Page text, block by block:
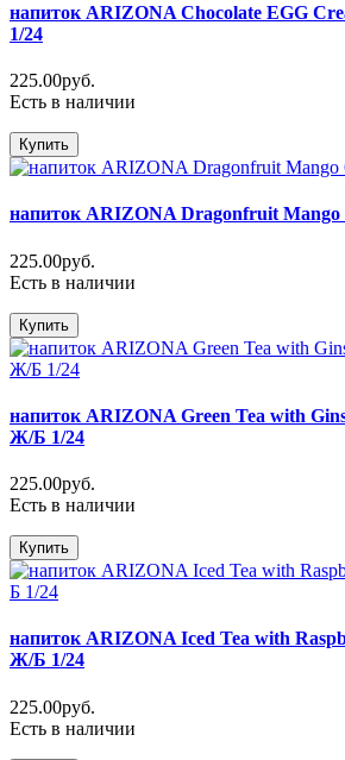
напиток ARIZONA Chocolate EGG
1/24
225.00руб.
Есть в наличии
Купить
напиток ARIZONA Dragonfruit
225.00руб.
Есть в наличии
Купить
напиток ARIZONA Green Tea with
Ж/Б 1/24
225.00руб.
Есть в наличии
Купить
напиток ARIZONA Iced Tea with
Ж/Б 1/24
225.00руб.
Есть в наличии